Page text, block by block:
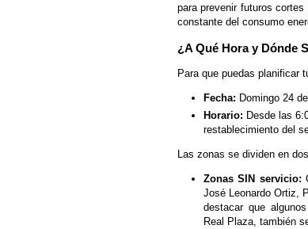
para prevenir futuros
constante del consumo
¿A Qué Hora y Dónde
Para que puedas planificar
Fecha: Domingo 24
Horario: Desde las
restablecimiento del
Las zonas se dividen en
Zonas SIN servicio:
José Leonardo Ortiz,
destacar que
Real Plaza, también